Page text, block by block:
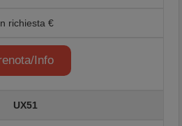
richiesta €
Info
UX51